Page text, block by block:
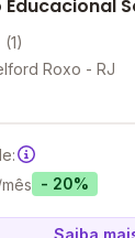
(1)
Roxo - RJ
- 20%
Saiba